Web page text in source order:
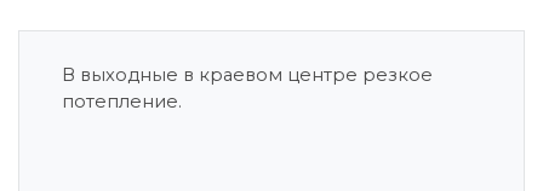
В выходные в краевом центре резкое
потепление.